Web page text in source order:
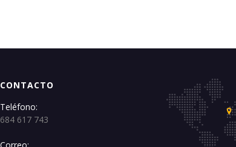
CONTACTO
Teléfono:
684 617 743